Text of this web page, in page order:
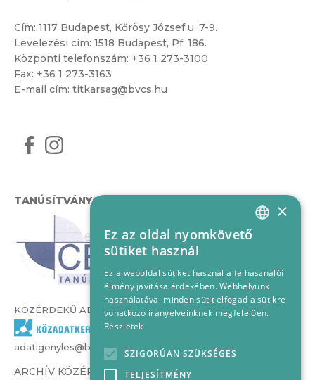
Cím: 1117 Budapest, Kőrösy József u. 7-9.
Levelezési cím: 1518 Budapest, Pf. 186.
Központi telefonszám: +36 1 273-3100
Fax: +36 1 273-3163
E-mail cím: titkarsag@bvcs.hu
TANÚSÍTVÁNYOK
KÖZÉRDEKŰ ADATOK
adatigenyles@bvcs.hu
ARCHÍV KÖZÉRDEKŰ ADATOK –
HUNGARIAN
×
Ez az oldal nyomkövető
sütiket használ
Ez a weboldal sütiket használ a felhasználói
élmény javítása érdekében. Webhelyünk
használatával minden sütit elfogad a sütikre
vonatkozó irányelveinknek megfelelően.
Részletek
SZIGORÚAN SZÜKSÉGES
TELJESÍTMÉNY